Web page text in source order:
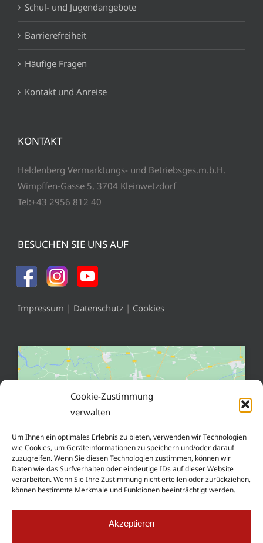
Cookie-Zustimmung
verwalten
Um Ihnen ein optimales Erlebnis zu bieten, verwenden wir Technologien
wie Cookies, um Geräteinformationen zu speichern und/oder darauf
zuzugreifen. Wenn Sie diesen Technologien zustimmen, können wir
Daten wie das Surfverhalten oder eindeutige IDs auf dieser Website
verarbeiten. Wenn Sie Ihre Zustimmung nicht erteilen oder zurückziehen,
können bestimmte Merkmale und Funktionen beeinträchtigt werden.
Akzeptieren
Schul- und Jugendangebote
Barrierefreiheit
Häufige Fragen
Kontakt und Anreise
KONTAKT
Heldenberg Vermarktungs- und Betriebsges.m.b.H.
Wimpffen-Gasse 5, 3704 Kleinwetzdorf
Tel:+43 2956 812 40
BESUCHEN SIE UNS AUF
Impressum | Datenschutz | Cookies
akzeptieren und diesen Inhalt zu aktivieren